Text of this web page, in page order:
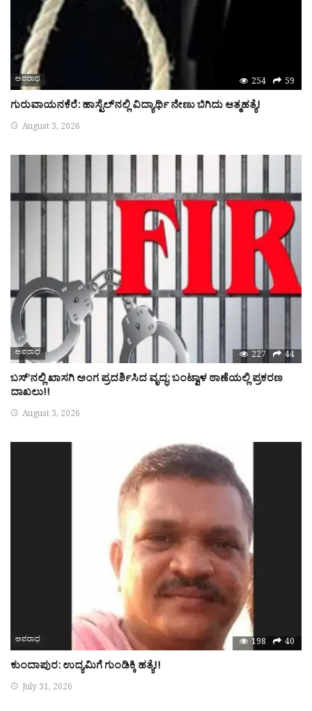
ಅಪರಾಧ 254 59
ಗುರುವಾಯನಕೆರೆ: ಹಾಸ್ಟೆಲ್‌ನಲ್ಲಿ ವಿದ್ಯಾರ್ಥಿ ನೇಣು ಬಿಗಿದು ಆತ್ಮಹತ್ಯೆ!
August 3, 2026
ಅಪರಾಧ 227 44
ಬಸ್’ನಲ್ಲಿ ಖಾಸಗಿ ಅಂಗ ಪ್ರದರ್ಶಿಸಿದ ವೃದ್ಧ: ಬಂಟ್ವಾಳ ಠಾಣೆಯಲ್ಲಿ ಪ್ರಕರಣ
ದಾಖಲು!!
August 3, 2026
ಅಪರಾಧ 198 40
ಕುಂದಾಪುರ: ಉದ್ಯಮಿಗೆ ಗುಂಡಿಕ್ಕಿ ಹತ್ಯೆ!!
July 31, 2026